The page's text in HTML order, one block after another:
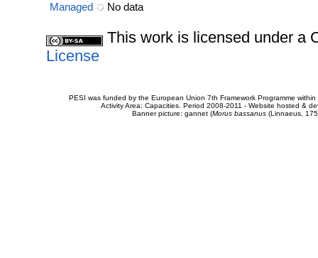
Managed
No data
This work is licensed under a
License
PESI was funded by the European Union 7th Framework Programme
Activity Area: Capacities. Period 2008-2011 - Website hosted &
Banner picture: gannet (Morus bassanus(Linnaeus,